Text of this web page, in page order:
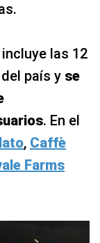
las 12
país y se
. En el
, Caffè
Farms